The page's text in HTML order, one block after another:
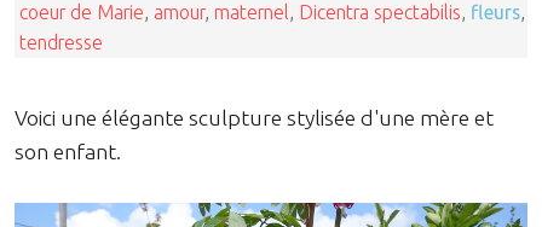
coeur de Marie, amour, maternel, Dicentra spectabilis, fleurs,
tendresse
Voici une élégante sculpture stylisée d'une mère et
son enfant.